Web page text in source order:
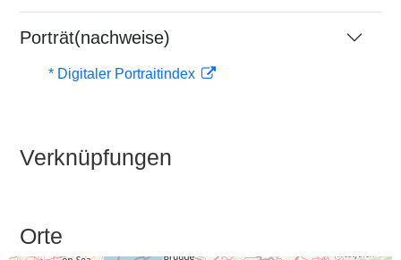
Porträt(nachweise)
* Digitaler Portraitindex
Verknüpfungen
Orte